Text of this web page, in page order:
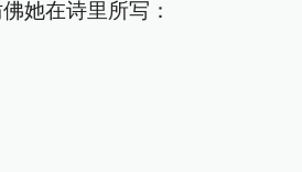
她在诗里所写：